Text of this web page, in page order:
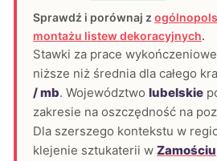
Sprawdź i porównaj z
montażu listew dekoracyjnych.
Stawki za prace
niższe niż średnia dla całego
/ mb. Województwo lubelskie
zakresie na oszczędność na
Dla szerszego kontekstu w
klejenie sztukaterii w Zamościu